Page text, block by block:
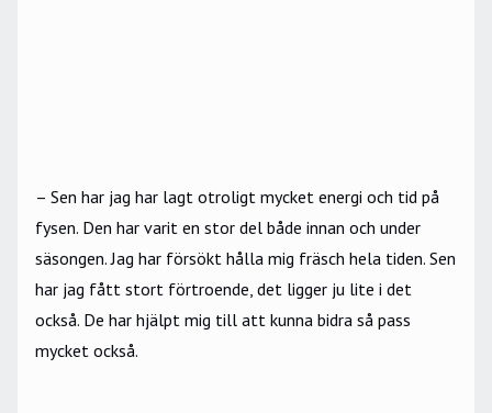
– Sen har jag har lagt otroligt mycket energi och tid på
fysen. Den har varit en stor del både innan och under
säsongen. Jag har försökt hålla mig fräsch hela tiden. Sen
har jag fått stort förtroende, det ligger ju lite i det
också. De har hjälpt mig till att kunna bidra så pass
mycket också.